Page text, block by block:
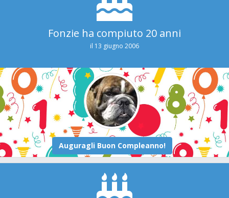
Fonzie ha compiuto 20 anni
il 13 giugno 2006